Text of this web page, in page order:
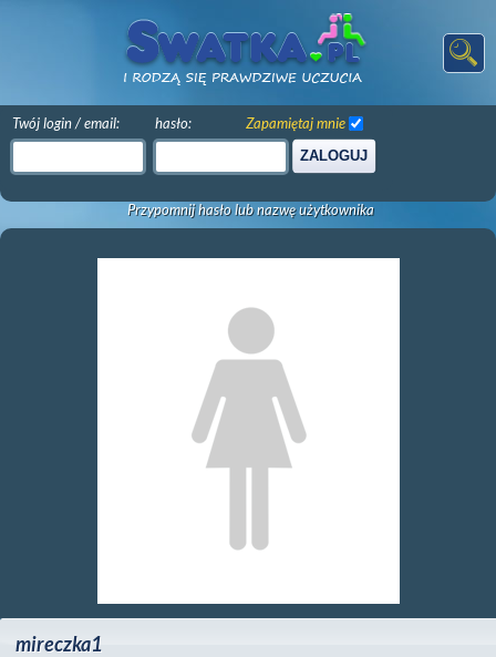
Twój login / email: hasło:
ZALOGUJ
Zapamiętaj mnie
Przypomnij hasło lub nazwę użytkownika
mireczka1